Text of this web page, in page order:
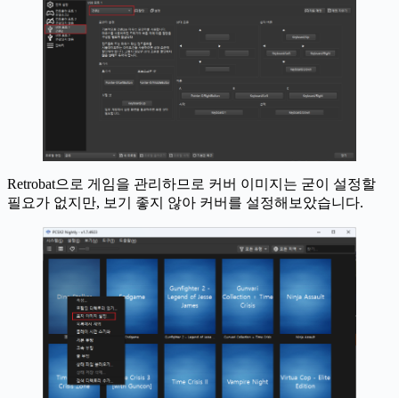
Retrobat으로 게임을 관리하므로 커버 이미지는 굳이 설정할
필요가 없지만, 보기 좋지 않아 커버를 설정해보았습니다.